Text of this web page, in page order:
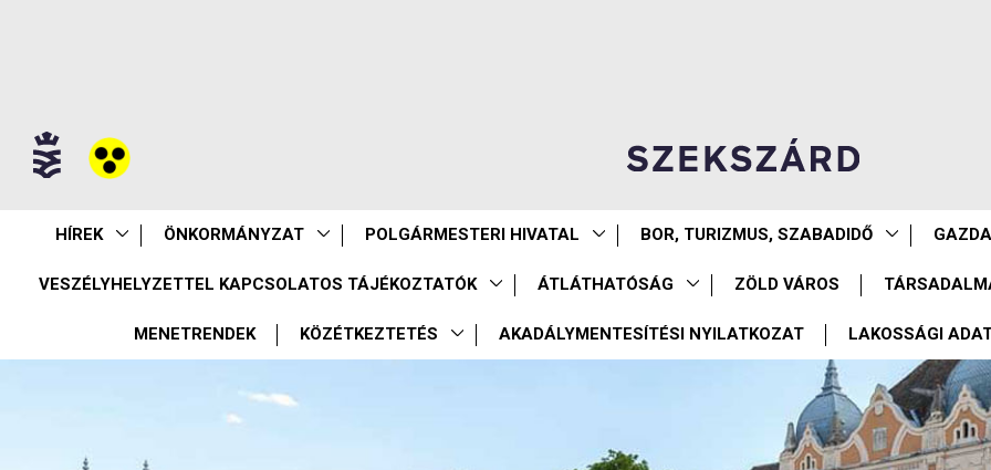
HÍREK ÖNKORMÁNYZAT POLGÁRMESTERI HIVATAL BOR, TURIZMUS, SZABADIDŐ
VESZÉLYHELYZETTEL KAPCSOLATOS TÁJÉKOZTATÓK ÁTLÁTHATÓSÁG ZÖLD VÁROS
MENETRENDEK KÖZÉTKEZTETÉS AKADÁLYMENTESÍTÉSI NYILATKOZAT LAKOSSÁGI